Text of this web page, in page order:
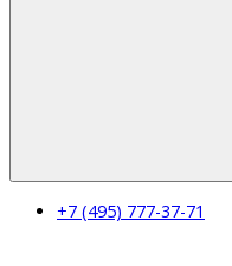
+7 (495) 777-37-71